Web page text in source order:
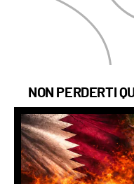
NON PERDERTI